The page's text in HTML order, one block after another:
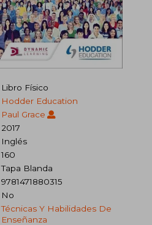
Libro Físico
Hodder Education
Paul Grace
2017
Inglés
160
Tapa Blanda
9781471880315
No
Técnicas Y Habilidades De
Enseñanza